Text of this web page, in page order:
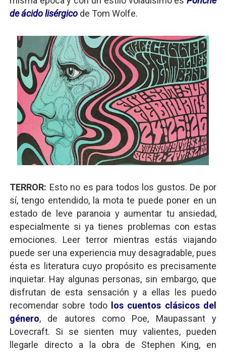
de ácido lisérgico de Tom Wolfe.
TERROR: Esto no es para todos los gustos. De por
sí, tengo entendido, la mota te puede poner en un
estado de leve paranoia y aumentar tu ansiedad,
especialmente si ya tienes problemas con estas
emociones. Leer terror mientras estás viajando
puede ser una experiencia muy desagradable, pues
ésta es literatura cuyo propósito es precisamente
inquietar. Hay algunas personas, sin embargo, que
disfrutan de esta sensación y a ellas les puedo
recomendar sobre todo
los cuentos clásicos del
género, de autores como Poe, Maupassant y
Lovecraft. Si se sienten muy valientes, pueden
llegarle directo a la obra de Stephen King, en